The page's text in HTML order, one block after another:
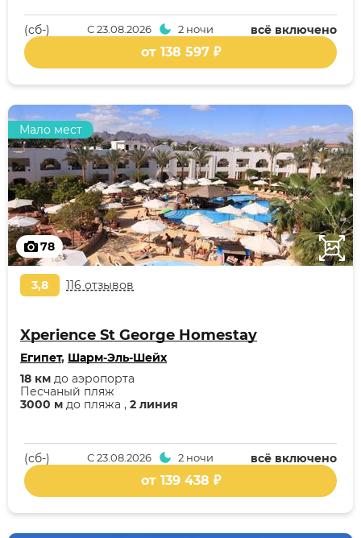
всё включено
С23.08.2026 2 ночи
(cб-)
от 138 597 ₽
78
Мало мест
3,8 116 отзывов
Xperience St George Homestay
Египет, Шарм-Эль-Шейх
3000 м до пляжа , 2 линия
Песчаный пляж
18 км до аэропорта
всё включено
С23.08.2026 2 ночи
(cб-)
от 139 438 ₽